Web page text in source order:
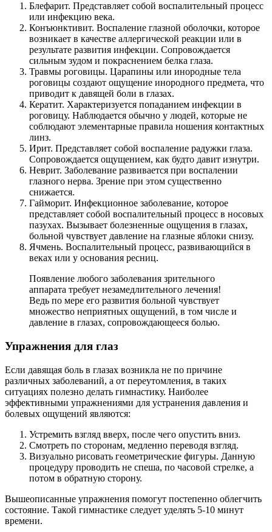
Блефарит. Представляет собой воспалительный процесс
или инфекцию века.
Конъюнктивит. Воспаление глазной оболочки, которое
возникает в качестве аллергической реакции или в
результате развития инфекции. Сопровождается
сильным зудом и покраснением белка глаза.
Травмы роговицы. Царапины или инородные тела
роговицы создают ощущение инородного предмета, что
приводит к давящей боли в глазах.
Кератит. Характеризуется попаданием инфекции в
роговицу. Наблюдается обычно у людей, которые не
соблюдают элементарные правила ношения контактных
линз.
Ирит. Представляет собой воспаление радужки глаза.
Сопровождается ощущением, как будто давит изнутри.
Неврит. Заболевание развивается при воспалении
глазного нерва. Зрение при этом существенно
снижается.
Гайморит. Инфекционное заболевание, которое
представляет собой воспалительный процесс в носовых
пазухах. Вызывает болезненные ощущения в глазах,
больной чувствует давление на глазные яблоки снизу.
Ячмень. Воспалительный процесс, развивающийся в
веках или у основания ресниц.
Появление любого заболевания зрительного
аппарата требует незамедлительного лечения!
Ведь по мере его развития больной чувствует
множество неприятных ощущений, в том числе и
давление в глазах, сопровождающееся болью.
Упражнения для глаз
Если давящая боль в глазах возникла не по причине
различных заболеваний, а от переутомления, в таких
ситуациях полезно делать гимнастику. Наиболее
эффективными упражнениями для устранения давления и
болевых ощущений являются:
Устремить взгляд вверх, после чего опустить вниз.
Смотреть по сторонам, медленно переводя взгляд.
Визуально рисовать геометрические фигуры. Данную
процедуру проводить не спеша, по часовой стрелке, а
потом в обратную сторону.
Вышеописанные упражнения помогут постепенно облегчить
состояние. Такой гимнастике следует уделять 5-10 минут
времени.